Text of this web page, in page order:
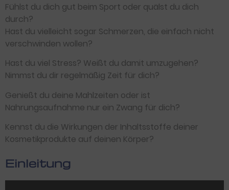
Fühlst du dich gut beim Sport oder quälst du dich
durch?
Hast du vielleicht sogar Schmerzen, die einfach nicht
verschwinden wollen?
Hast du viel Stress? Weißt du damit umzugehen?
Nimmst du dir regelmäßig Zeit für dich?
Genießt du deine Mahlzeiten oder ist
Nahrungsaufnahme nur ein Zwang für dich?
Kennst du die Wirkungen der Inhaltsstoffe deiner
Kosmetikprodukte auf deinen Körper?
Einleitung